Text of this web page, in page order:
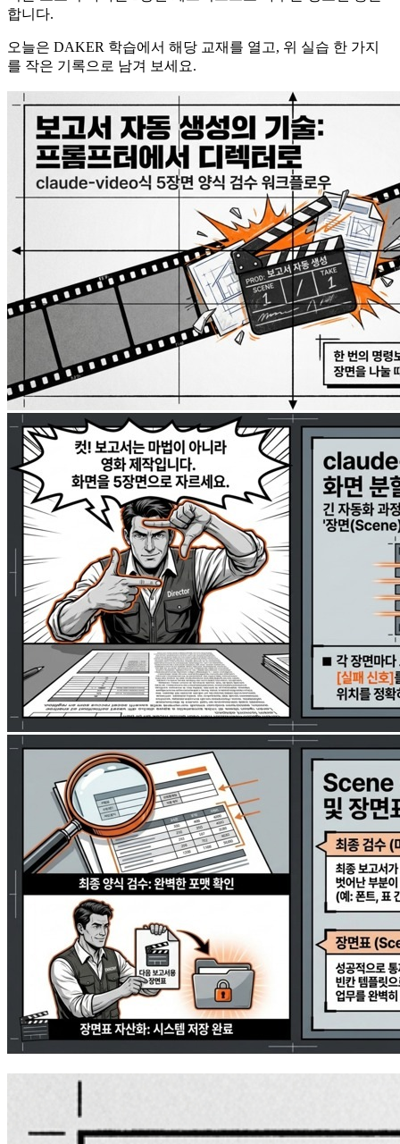
합니다.
오늘은 DAKER 학습에서 해당 교재를 열고, 위 실습 한 가지
를 작은 기록으로 남겨 보세요.